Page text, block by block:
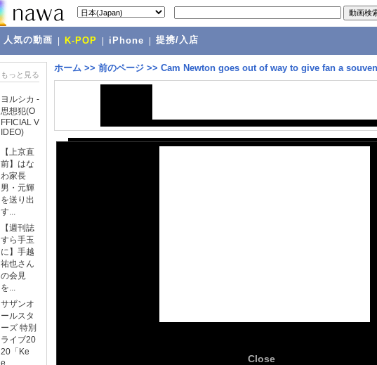
人気の動画 K-POP iPhone 提携/入店
もっと見る
ヨルシカ -
思想犯(O
FFICIAL V
IDEO)
【上京直
前】はな
わ家長
男・元輝
を送り出
す...
【週刊誌
すら手玉
に】手越
祐也さん
の会見
を...
サザンオ
ールスタ
ーズ 特別
ライブ20
20「Ke
e...
ホーム >> 前のページ >> Cam Newton goes out of way to give fan a
Close